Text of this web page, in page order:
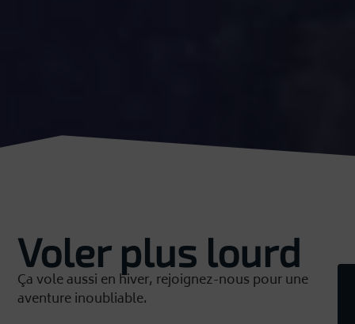
Voler plus lourd
Ça vole aussi en hiver, rejoignez-nous pour une
aventure inoubliable.